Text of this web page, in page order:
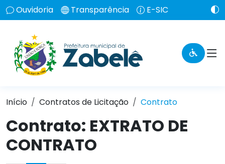
Ouvidoria Transparência E-SIC
Início Contratos de Licitação Contrato
Contrato: EXTRATO DE
CONTRATO